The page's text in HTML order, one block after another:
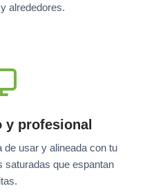
alrededores.
y profesional
de usar y alineada con tu
saturadas que espantan